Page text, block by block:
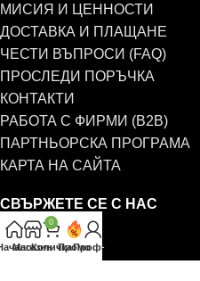
МИСИЯ И ЦЕННОСТИ
ДОСТАВКА И ПЛАЩАНЕ
ЧЕСТИ ВЪПРОСИ (FAQ)
ПРОСЛЕДИ ПОРЪЧКА
КОНТАКТИ
РАБОТА С ФИРМИ (B2B)
ПАРТНЬОРСКА ПРОГРАМА
КАРТА НА САЙТА
СВЪРЖЕТЕ СЕ С НАС
0885 323 661
Магазин
0
КоличкаПромоПрофил